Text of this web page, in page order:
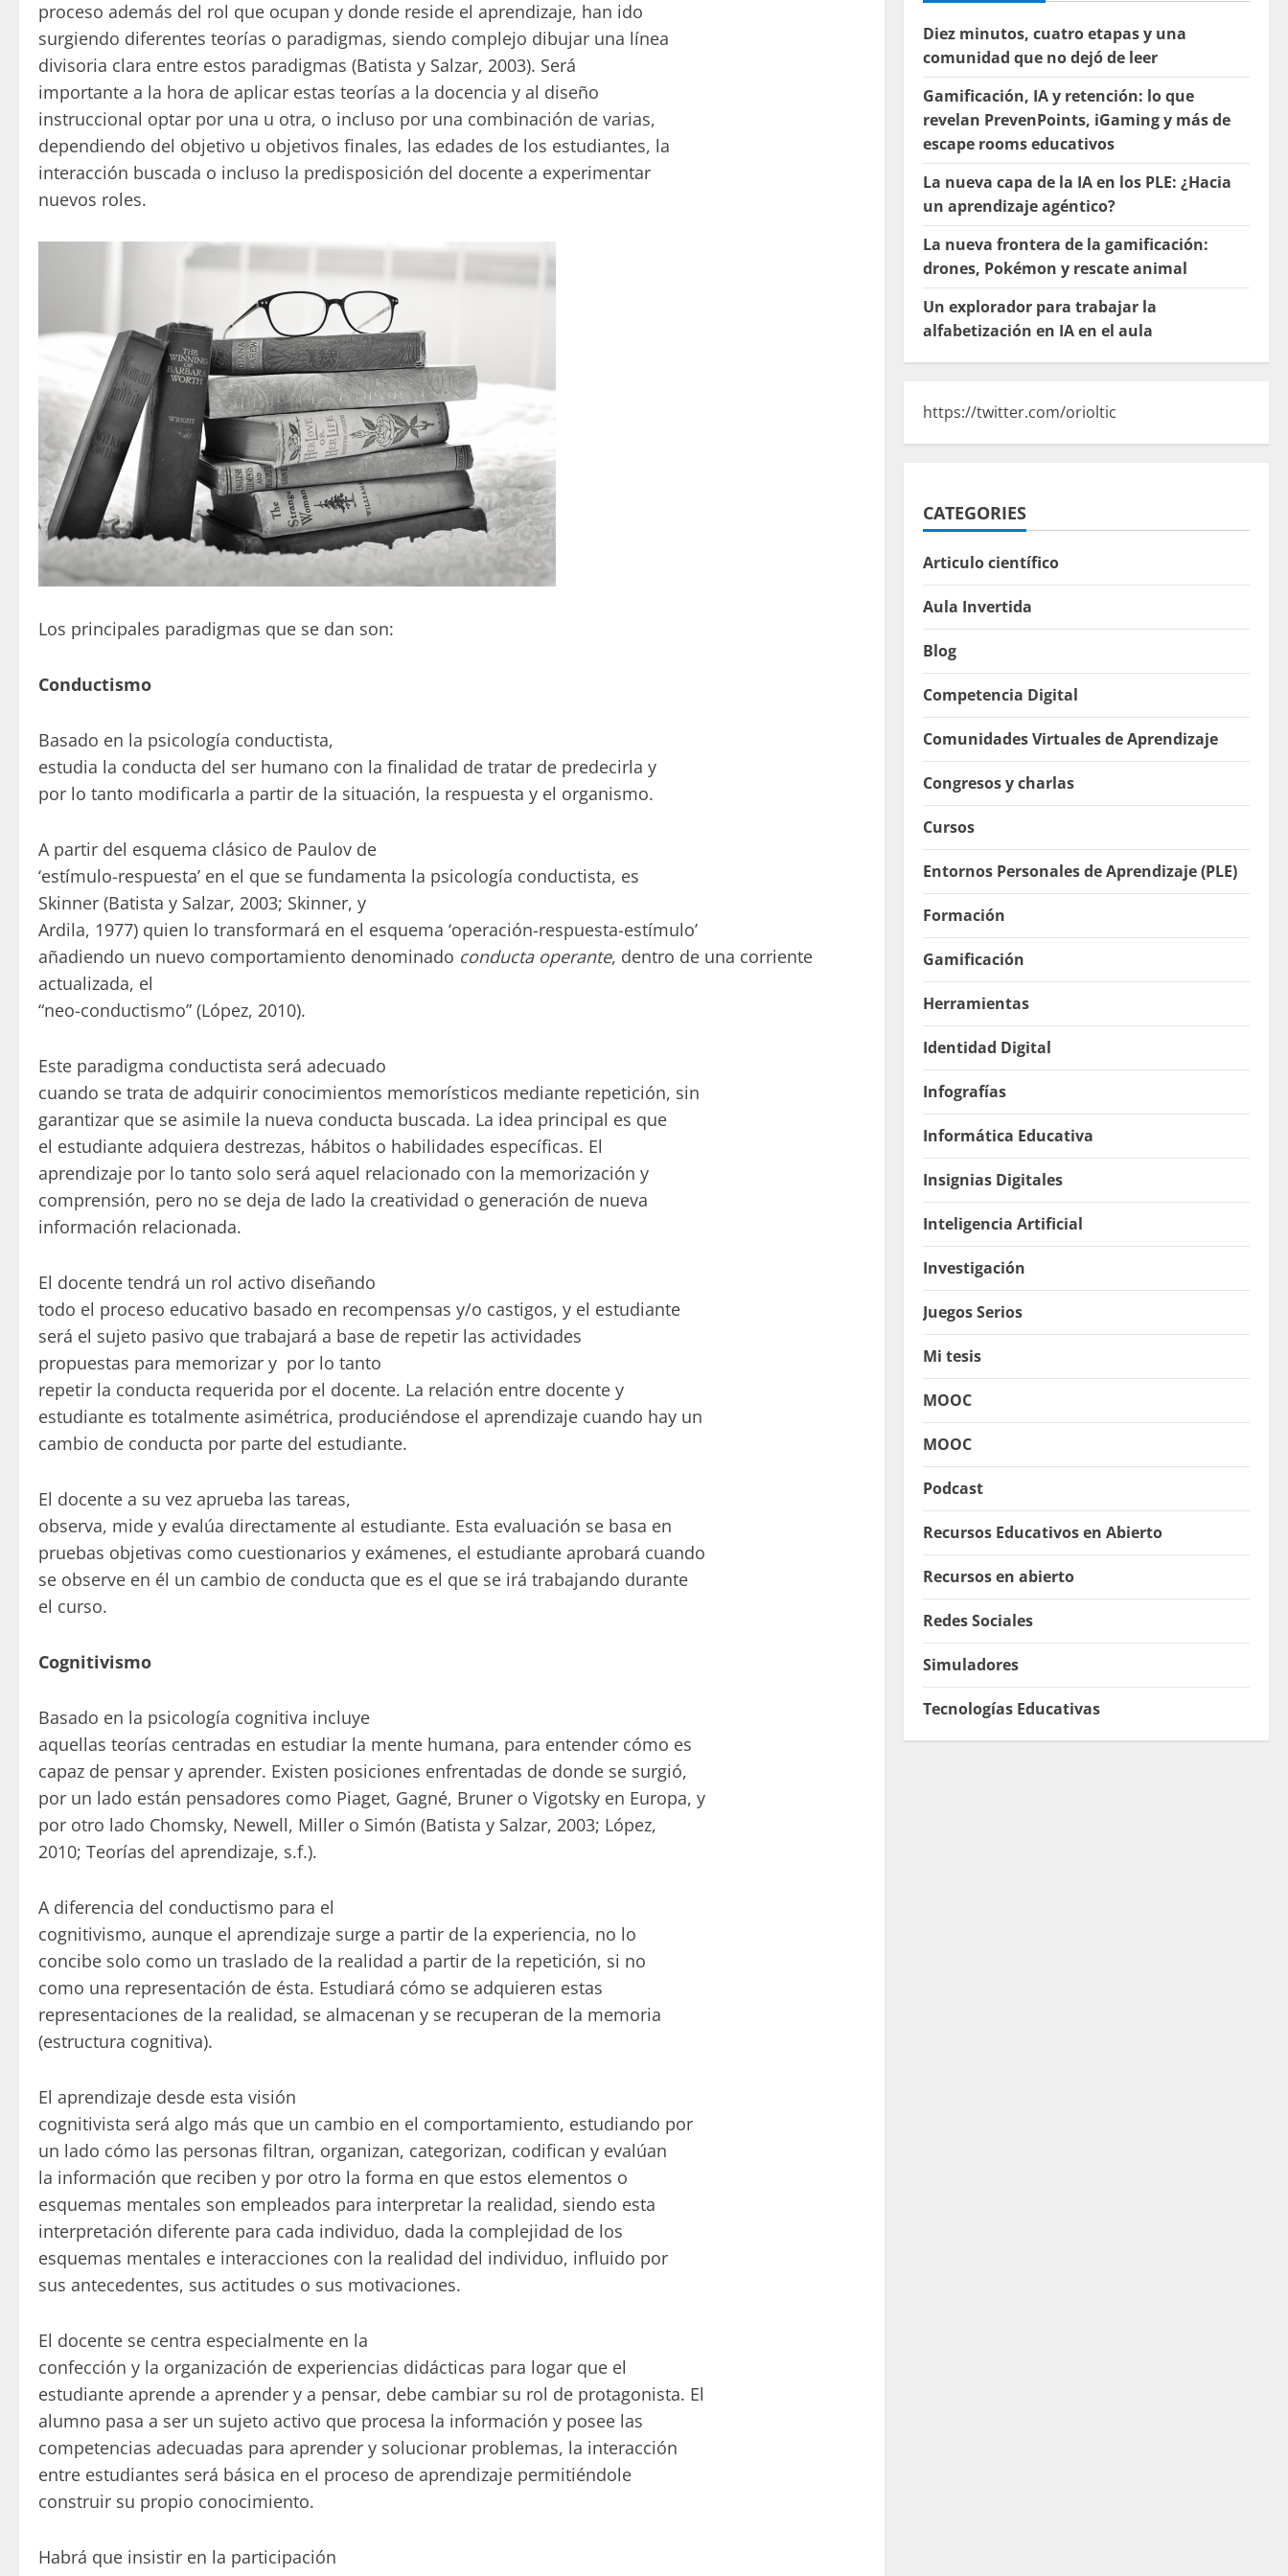
proceso además del rol que ocupan y donde reside el aprendizaje, han ido
surgiendo diferentes teorías o paradigmas, siendo complejo dibujar una línea
divisoria clara entre estos paradigmas (Batista y Salzar, 2003). Será
importante a la hora de aplicar estas teorías a la docencia y al diseño
instruccional optar por una u otra, o incluso por una combinación de varias,
dependiendo del objetivo u objetivos finales, las edades de los estudiantes, la
interacción buscada o incluso la predisposición del docente a experimentar
nuevos roles.
Los principales paradigmas que se dan son:
Conductismo
Basado en la psicología conductista,
estudia la conducta del ser humano con la finalidad de tratar de predecirla y
por lo tanto modificarla a partir de la situación, la respuesta y el organismo.
A partir del esquema clásico de Paulov de
‘estímulo-respuesta’ en el que se fundamenta la psicología conductista, es
Skinner (Batista y Salzar, 2003; Skinner, y
Ardila, 1977) quien lo transformará en el esquema ‘operación-respuesta-estímulo’
añadiendo un nuevo comportamiento denominado conducta operante, dentro de una corriente
actualizada, el
“neo-conductismo” (López, 2010).
Este paradigma conductista será adecuado
cuando se trata de adquirir conocimientos memorísticos mediante repetición, sin
garantizar que se asimile la nueva conducta buscada. La idea principal es que
el estudiante adquiera destrezas, hábitos o habilidades específicas. El
aprendizaje por lo tanto solo será aquel relacionado con la memorización y
comprensión, pero no se deja de lado la creatividad o generación de nueva
información relacionada.
El docente tendrá un rol activo diseñando
todo el proceso educativo basado en recompensas y/o castigos, y el estudiante
será el sujeto pasivo que trabajará a base de repetir las actividades
propuestas para memorizar y por lo tanto
repetir la conducta requerida por el docente. La relación entre docente y
estudiante es totalmente asimétrica, produciéndose el aprendizaje cuando hay un
cambio de conducta por parte del estudiante.
El docente a su vez aprueba las tareas,
observa, mide y evalúa directamente al estudiante. Esta evaluación se basa en
pruebas objetivas como cuestionarios y exámenes, el estudiante aprobará cuando
se observe en él un cambio de conducta que es el que se irá trabajando durante
el curso.
Cognitivismo
Basado en la psicología cognitiva incluye
aquellas teorías centradas en estudiar la mente humana, para entender cómo es
capaz de pensar y aprender. Existen posiciones enfrentadas de donde se surgió,
por un lado están pensadores como Piaget, Gagné, Bruner o Vigotsky en Europa, y
por otro lado Chomsky, Newell, Miller o Simón (Batista y Salzar, 2003; López,
2010; Teorías del aprendizaje, s.f.).
A diferencia del conductismo para el
cognitivismo, aunque el aprendizaje surge a partir de la experiencia, no lo
concibe solo como un traslado de la realidad a partir de la repetición, si no
como una representación de ésta. Estudiará cómo se adquieren estas
representaciones de la realidad, se almacenan y se recuperan de la memoria
(estructura cognitiva).
El aprendizaje desde esta visión
cognitivista será algo más que un cambio en el comportamiento, estudiando por
un lado cómo las personas filtran, organizan, categorizan, codifican y evalúan
la información que reciben y por otro la forma en que estos elementos o
esquemas mentales son empleados para interpretar la realidad, siendo esta
interpretación diferente para cada individuo, dada la complejidad de los
esquemas mentales e interacciones con la realidad del individuo, influido por
sus antecedentes, sus actitudes o sus motivaciones.
El docente se centra especialmente en la
confección y la organización de experiencias didácticas para logar que el
estudiante aprende a aprender y a pensar, debe cambiar su rol de protagonista. El
alumno pasa a ser un sujeto activo que procesa la información y posee las
competencias adecuadas para aprender y solucionar problemas, la interacción
entre estudiantes será básica en el proceso de aprendizaje permitiéndole
construir su propio conocimiento.
Habrá que insistir en la participación
Diez minutos, cuatro etapas y una
comunidad que no dejó de leer
Gamificación, IA y retención: lo que
revelan PrevenPoints, iGaming y más de
escape rooms educativos
La nueva capa de la IA en los PLE: ¿Hacia
un aprendizaje agéntico?
La nueva frontera de la gamificación:
drones, Pokémon y rescate animal
Un explorador para trabajar la
alfabetización en IA en el aula
https://twitter.com/orioltic
CATEGORIES
Articulo científico
Aula Invertida
Blog
Competencia Digital
Comunidades Virtuales de Aprendizaje
Congresos y charlas
Cursos
Entornos Personales de Aprendizaje (PLE)
Formación
Gamificación
Herramientas
Identidad Digital
Infografías
Informática Educativa
Insignias Digitales
Inteligencia Artificial
Investigación
Juegos Serios
Mi tesis
MOOC
MOOC
Podcast
Recursos Educativos en Abierto
Recursos en abierto
Redes Sociales
Simuladores
Tecnologías Educativas